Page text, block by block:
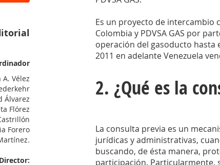
A. Vélez
Álvarez
Flórez
Forero
Director:
Es un proyecto de intercambio
Colombia y PDVSA GAS por
operación del gasoducto hasta
2011 en adelante Venezuela
2. ¿Qué es la
La consulta previa es un
jurídicas y administrativas,
buscando, de ésta manera,
participación. Particularmente,